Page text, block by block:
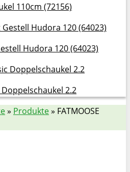
110cm (72156)
Hudora 120 (64023)
2.2
» Produkte» FATMOOSE